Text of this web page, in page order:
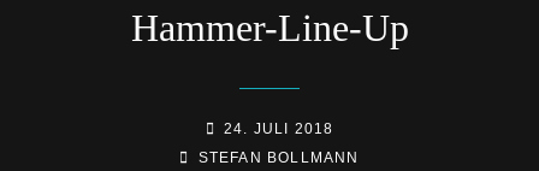
Hammer-Line-Up
POSTED-
ON
24. JULI 2018
BY
BYLINE
STEFAN BOLLMANN